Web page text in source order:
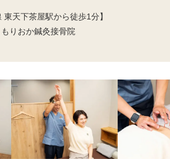
東天下茶屋駅から徒歩1分】
もりおか鍼灸接骨院